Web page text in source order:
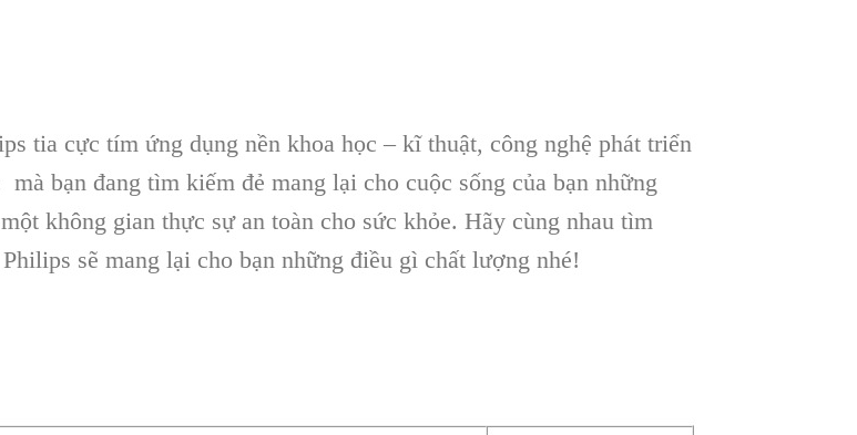
tia cực tím ứng dụng nền khoa học – kĩ thuật, công nghệ phát triển
bạn đang tìm kiếm đẻ mang lại cho cuộc sống của bạn những
không gian thực sự an toàn cho sức khỏe. Hãy cùng nhau tìm
sẽ mang lại cho bạn những điều gì chất lượng nhé!